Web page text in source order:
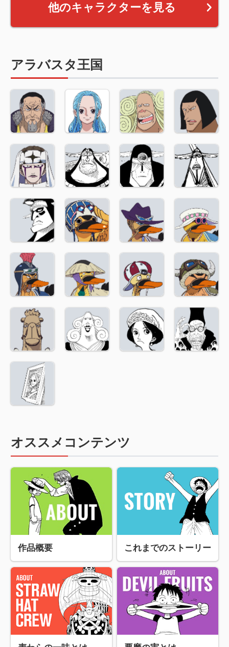
他のキャラクターを見る
アラバスタ王国
オススメコンテンツ
作品概要 これまでのストーリー